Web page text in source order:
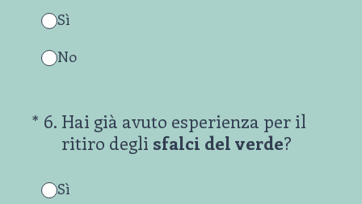
Sì
No
* 6. Hai già avuto esperienza per il
ritiro degli sfalci del verde?
(Obbligatorio)
Sì